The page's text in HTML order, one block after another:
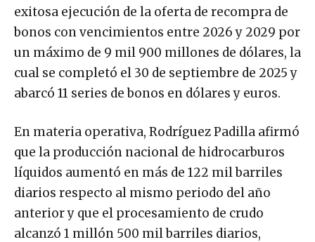
exitosa ejecución de la oferta de recompra de
bonos con vencimientos entre 2026 y 2029 por
un máximo de 9 mil 900 millones de dólares, la
cual se completó el 30 de septiembre de 2025 y
abarcó 11 series de bonos en dólares y euros.
En materia operativa, Rodríguez Padilla afirmó
que la producción nacional de hidrocarburos
líquidos aumentó en más de 122 mil barriles
diarios respecto al mismo periodo del año
anterior y que el procesamiento de crudo
alcanzó 1 millón 500 mil barriles diarios,